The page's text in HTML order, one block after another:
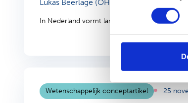
Lukas Beerlage (OH359)
In Nederland vormt langdurig ziekteverzuim
Wetenschappelijk conceptartikel 25